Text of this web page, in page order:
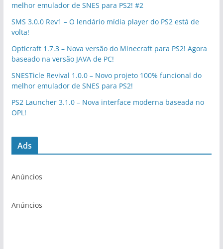
melhor emulador de SNES para PS2! #2
SMS 3.0.0 Rev1 – O lendário mídia player do PS2 está de
volta!
Opticraft 1.7.3 – Nova versão do Minecraft para PS2! Agora
baseado na versão JAVA de PC!
SNESTicle Revival 1.0.0 – Novo projeto 100% funcional do
melhor emulador de SNES para PS2!
PS2 Launcher 3.1.0 – Nova interface moderna baseada no
OPL!
Ads
Anúncios
Anúncios